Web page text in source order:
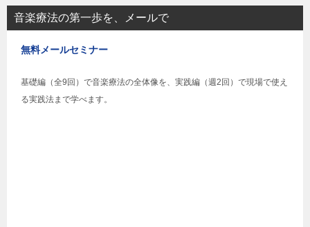
音楽療法の第一歩を、メールで
無料メールセミナー
基礎編（全9回）で音楽療法の全体像を、実践編（週2回）で現場で使え
る実践法まで学べます。